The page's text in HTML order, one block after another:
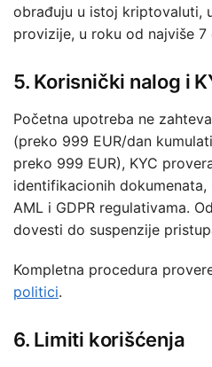
obrađuju u istoj kriptovaluti,
provizije, u roku od najviše 7
5. Korisnički nalog i
Početna upotreba ne
(preko 999 EUR/dan
preko 999 EUR), KYC
identifikacionih
AML i GDPR regulativama.
dovesti do suspenzije
Kompletna procedura
politici.
6. Limiti korišćenja